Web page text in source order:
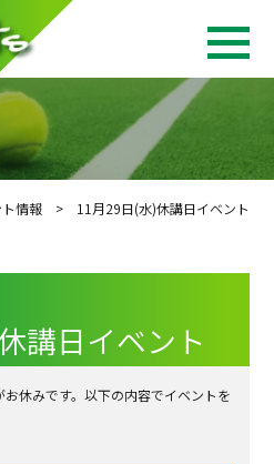
情報> 11月29日(水)休講日イベント
講日イベント
休みです。以下の内容でイベントを